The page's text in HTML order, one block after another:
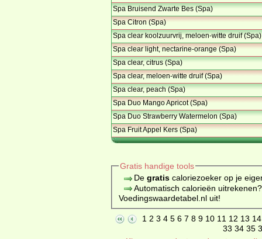
Spa Bruisend Zwarte Bes (Spa)
Spa Citron (Spa)
Spa clear koolzuurvrij, meloen-witte druif (Spa)
Spa clear light, nectarine-orange (Spa)
Spa clear, citrus (Spa)
Spa clear, meloen-witte druif (Spa)
Spa clear, peach (Spa)
Spa Duo Mango Apricot (Spa)
Spa Duo Strawberry Watermelon (Spa)
Spa Fruit Appel Kers (Spa)
Gratis handige tools
De gratiscaloriezoeker op je
Automatisch calorieën
Voedingswaardetabel.nl uit!
1 2 3 4 5 6 7 8 9 10 11 12 13 14
33 34 35